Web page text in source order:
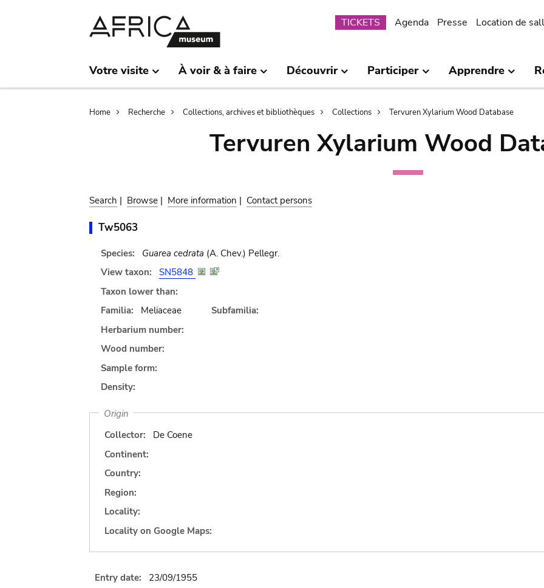
Submenu
TICKETS Agenda Presse Location de
Votre visite À voir & à faire Découvrir Participer Apprendre
Breadcrumb
Home Recherche Collections, archives et bibliothèques Collections Tervuren Xylarium Wood Database
Tervuren Xylarium Wood
Search | Browse | More information | Contact persons
Tw5063
Species: Guarea cedrata (A. Chev.) Pellegr.
View taxon:
SN5848
Taxon lower than:
Familia:
Meliaceae
Subfamilia:
Herbarium number:
Wood number:
Sample form:
Density:
Origin
Collector:
De Coene
Continent:
Country:
Region:
Locality:
Locality on Google Maps:
Entry date: 23/09/1955